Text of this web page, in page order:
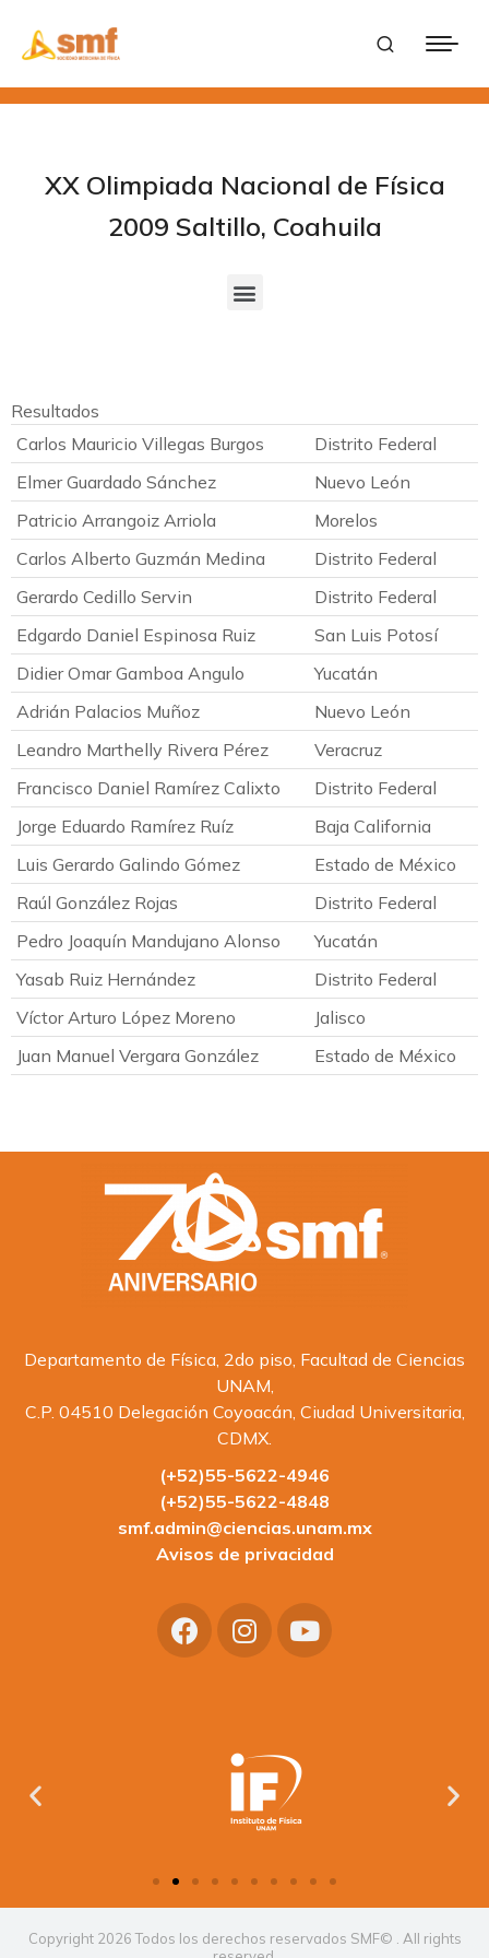
XX Olimpiada Nacional de Física
2009 Saltillo, Coahuila
Resultados
Carlos Mauricio Villegas Burgos
Distrito Federal
Elmer Guardado Sánchez
Nuevo León
Patricio Arrangoiz Arriola
Morelos
Carlos Alberto Guzmán Medina
Distrito Federal
Gerardo Cedillo Servin
Distrito Federal
Edgardo Daniel Espinosa Ruiz
San Luis Potosí
Didier Omar Gamboa Angulo
Yucatán
Adrián Palacios Muñoz
Nuevo León
Leandro Marthelly Rivera Pérez
Veracruz
Francisco Daniel Ramírez Calixto
Distrito Federal
Jorge Eduardo Ramírez Ruíz
Baja California
Luis Gerardo Galindo Gómez
Estado de México
Raúl González Rojas
Distrito Federal
Pedro Joaquín Mandujano Alonso
Yucatán
Yasab Ruiz Hernández
Distrito Federal
Víctor Arturo López Moreno
Jalisco
Juan Manuel Vergara González
Estado de México
Departamento de Física, 2do piso, Facultad de Ciencias
UNAM,
C.P. 04510 Delegación Coyoacán, Ciudad Universitaria,
CDMX.
(+52)55-5622-4946
(+52)55-5622-4848
smf.admin@ciencias.unam.mx
Avisos de privacidad
Copyright 2026 Todos los derechos reservados SMF© . All rights